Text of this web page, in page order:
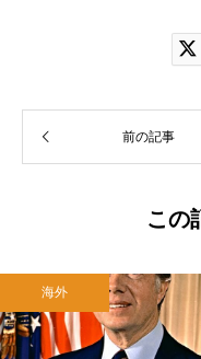

前の記事
この
海外